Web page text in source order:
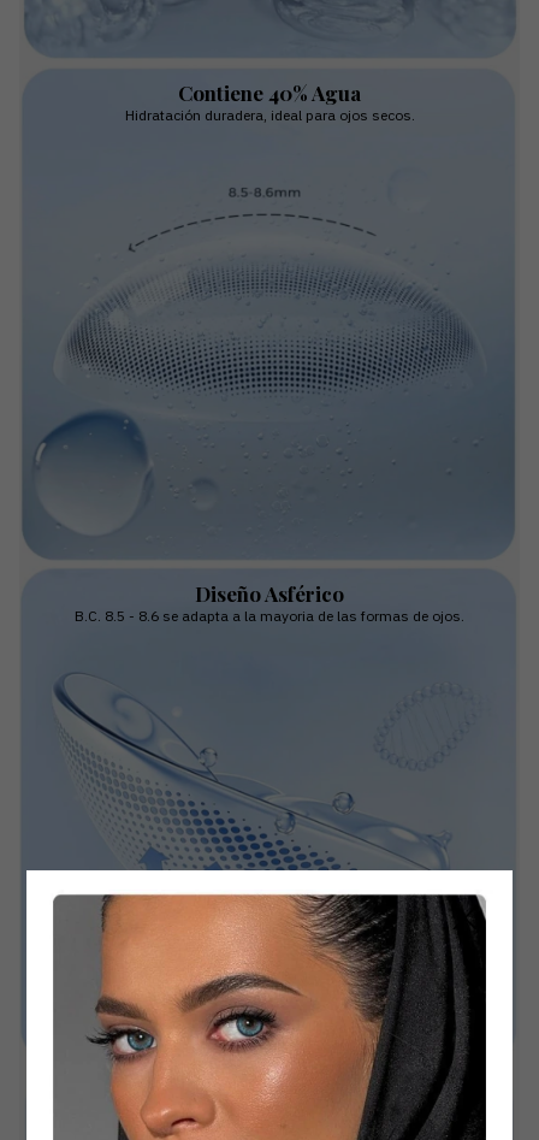
Contiene 40% Agua
Hidratación duradera, ideal para ojos secos.
Diseño Asférico
B.C. 8.5 - 8.6 se adapta a la mayoria de las formas de ojos.
Material Hioxifilcon
Suavidad Extrema con Excelente Transpiración